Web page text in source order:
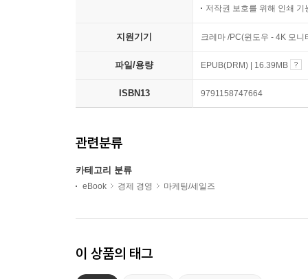
저작권 보호를 위해 인쇄 기
지원기기 크레마 /PC(윈도우 - 4K 모
파일/용량 EPUB(DRM) | 16.39MB
ISBN13 9791158747664
관련분류
카테고리 분류
eBook 경제 경영 마케팅/세일즈
이 상품의 태그